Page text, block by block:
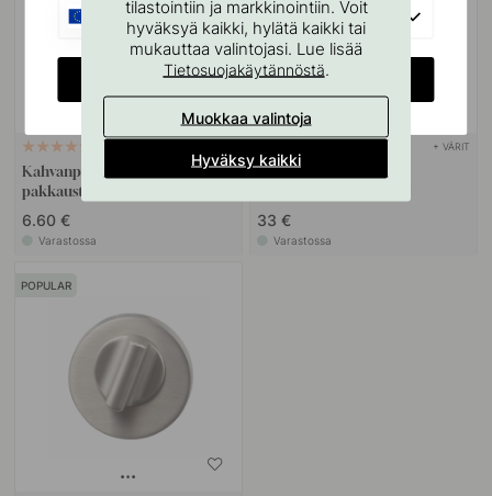
Kahvanpehmusteet - Musta 3
pakkausta
6.60 €
Varastossa
+ VÄRIT
Ovenpysäytin Helix -
33 €
Varastossa
POPULAR
tilastointiin ja markkinointiin. Voit
hyväksyä kaikki, hylätä kaikki tai
mukauttaa valintojasi. Lue lisää
Tietosuojakäytännöstä.
Muokkaa valintoja
Hyväksy kaikki
EU
CHANGE COUNTRY